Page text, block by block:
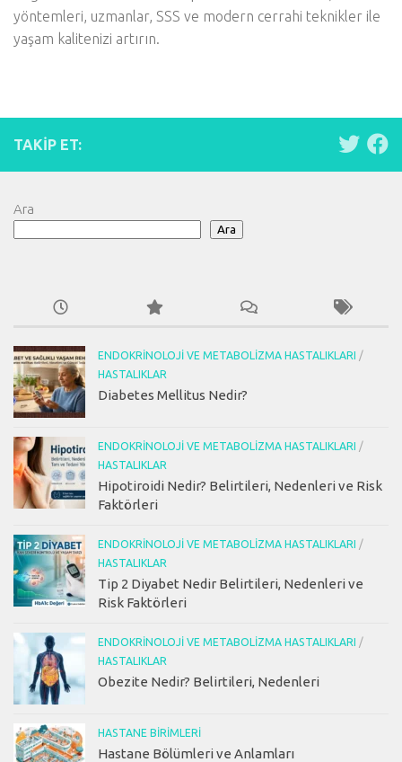
yöntemleri, uzmanlar, SSS ve modern cerrahi teknikler ile
yaşam kalitenizi artırın.
TAKIP ET:
Ara
Ara
ENDOKRINOLOJI VE METABOLIZMA HASTALIKLARI
/
HASTALIKLAR
Diabetes Mellitus Nedir?
ENDOKRINOLOJI VE METABOLIZMA HASTALIKLARI
/
HASTALIKLAR
Hipotiroidi Nedir? Belirtileri, Nedenleri ve Risk
Faktörleri
ENDOKRINOLOJI VE METABOLIZMA HASTALIKLARI
/
HASTALIKLAR
Tip 2 Diyabet Nedir Belirtileri, Nedenleri ve
Risk Faktörleri
ENDOKRINOLOJI VE METABOLIZMA HASTALIKLARI
/
HASTALIKLAR
Obezite Nedir? Belirtileri, Nedenleri
HASTANE BIRIMLERI
Hastane Bölümleri ve Anlamları